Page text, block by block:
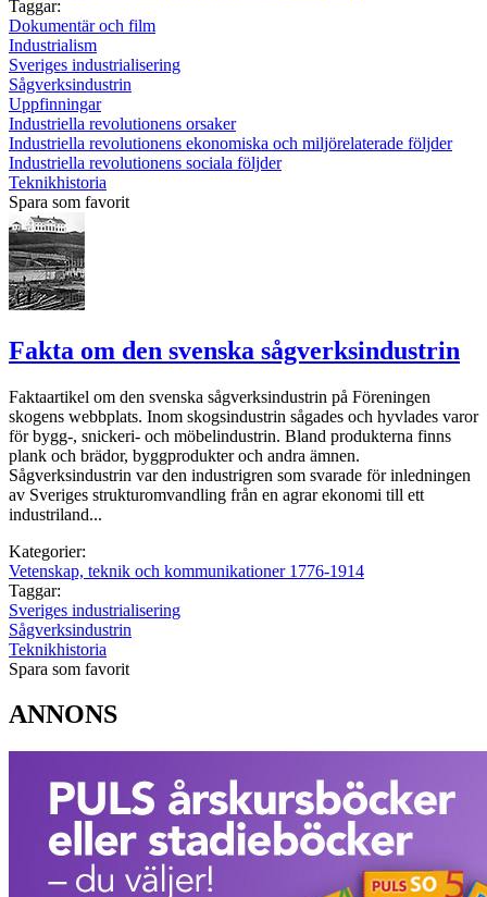
Taggar:
Dokumentär och film
Industrialism
Sveriges industrialisering
Sågverksindustrin
Uppfinningar
Industriella revolutionens orsaker
Industriella revolutionens ekonomiska och miljörelaterade följder
Industriella revolutionens sociala följder
Teknikhistoria
Spara som favorit
Fakta om den svenska sågverksindustrin
Faktaartikel om den svenska sågverksindustrin på Föreningen
skogens webbplats. Inom skogsindustrin sågades och hyvlades varor
för bygg-, snickeri- och möbelindustrin. Bland produkterna finns
plank och brädor, byggprodukter och andra ämnen.
Sågverksindustrin var den industrigren som svarade för inledningen
av Sveriges strukturomvandling från en agrar ekonomi till ett
industriland...
Kategorier:
Vetenskap, teknik och kommunikationer 1776-1914
Taggar:
Sveriges industrialisering
Sågverksindustrin
Teknikhistoria
Spara som favorit
ANNONS